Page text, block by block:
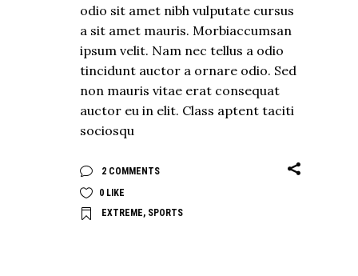
odio sit amet nibh vulputate cursus
a sit amet mauris. Morbiaccumsan
ipsum velit. Nam nec tellus a odio
tincidunt auctor a ornare odio. Sed
non mauris vitae erat consequat
auctor eu in elit. Class aptent taciti
sociosqu
2 COMMENTS
0 LIKE
EXTREME, SPORTS